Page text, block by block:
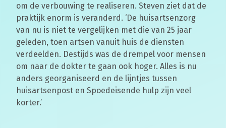
om de verbouwing te realiseren. Steven ziet dat de
praktijk enorm is veranderd. ‘De huisartsenzorg
van nu is niet te vergelijken met die van 25 jaar
geleden, toen artsen vanuit huis de diensten
verdeelden. Destijds was de drempel voor mensen
om naar de dokter te gaan ook hoger. Alles is nu
anders georganiseerd en de lijntjes tussen
huisartsenpost en Spoedeisende hulp zijn veel
korter.’